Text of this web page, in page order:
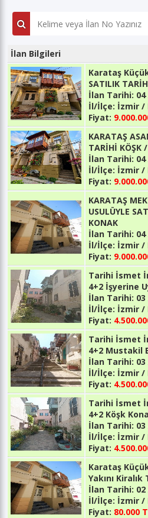
İlan Bilgileri
Karataş
SATILIK
İlan Tarihi:
İl/İlçe: İzmir /
Fiyat:
KARATAŞ
TARİHİ KÖŞK
İlan Tarihi:
İl/İlçe: İzmir /
Fiyat:
KARATAŞ
USULÜYLE
KONAK
İlan Tarihi:
İl/İlçe: İzmir /
Fiyat:
Tarihi İsmet
4+2 İşyerine
İlan Tarihi:
İl/İlçe: İzmir /
Fiyat:
Tarihi İsmet
4+2 Mustakil
İlan Tarihi:
İl/İlçe: İzmir /
Fiyat:
Tarihi İsmet
4+2 Köşk
İlan Tarihi:
İl/İlçe: İzmir /
Fiyat:
Karataş
Yakını
İlan Tarihi:
İl/İlçe: İzmir /
Fiyat: 80.000